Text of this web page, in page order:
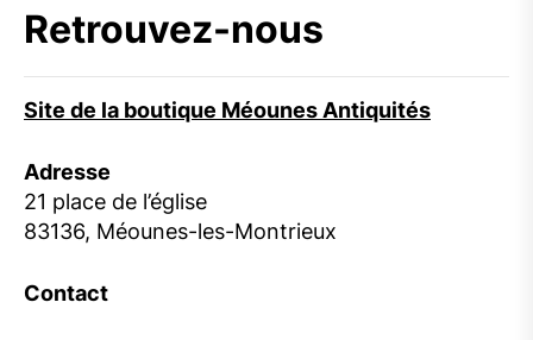
Retrouvez-nous
Site de la boutique Méounes Antiquités
Adresse
21 place de l’église
83136, Méounes-les-Montrieux
Contact